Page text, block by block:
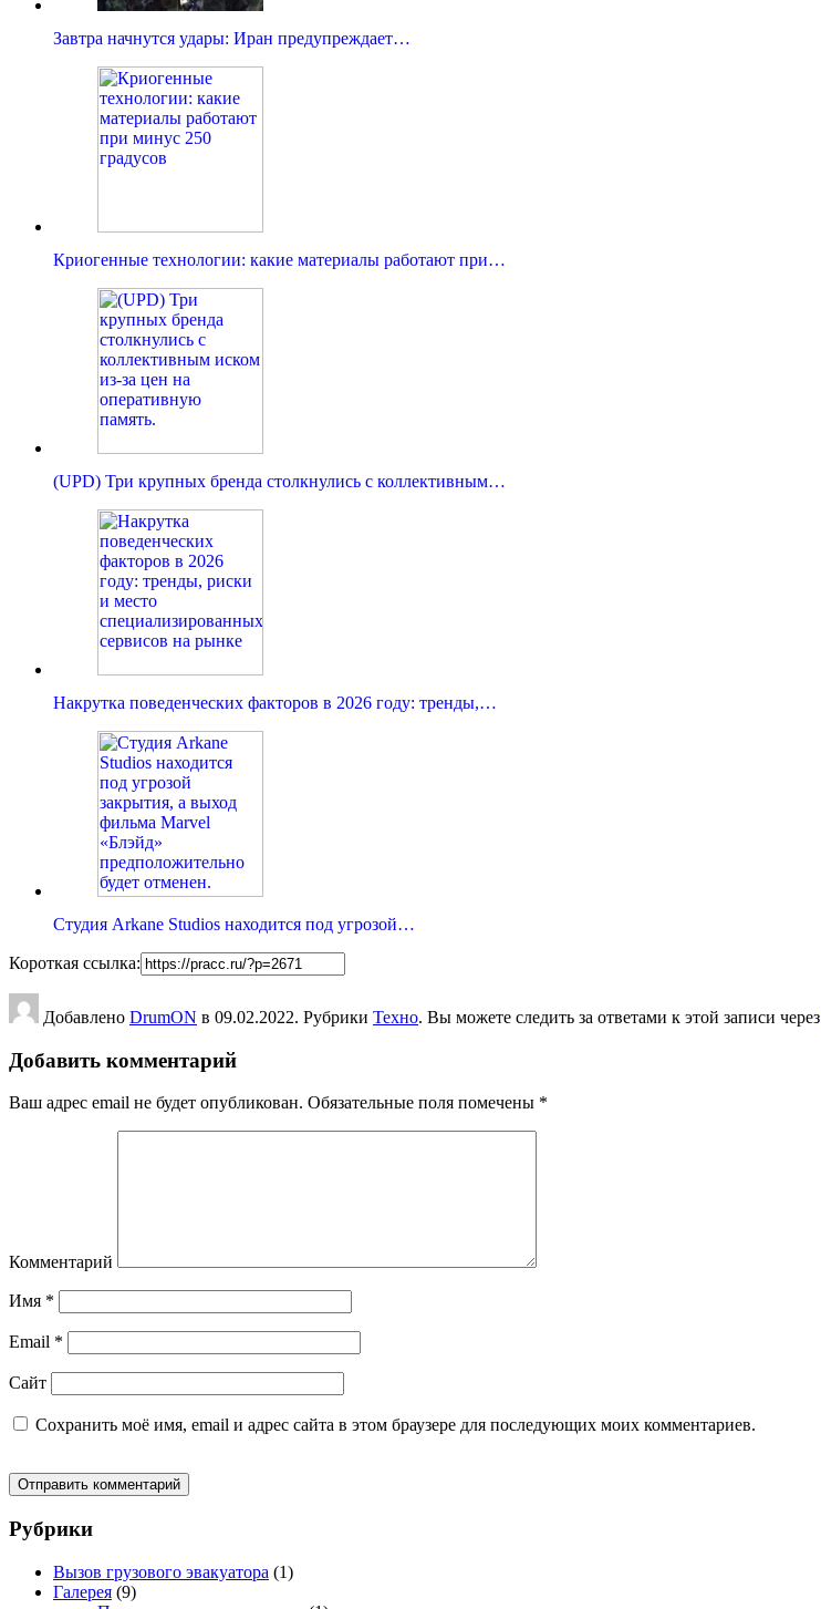
Завтра начнутся удары: Иран предупреждает…
Криогенные технологии: какие материалы работают при…
(UPD) Три крупных бренда столкнулись с коллективным…
Накрутка поведенческих факторов в 2026 году: тренды,…
Студия Arkane Studios находится под угрозой…
Короткая ссылка:
Добавлено DrumON в 09.02.2022. Рубрики Техно. Вы можете следить за ответами к этой записи через
Добавить комментарий
Ваш адрес email не будет опубликован. Обязательные поля помечены *
Комментарий
Имя *
Email *
Сайт
Сохранить моё имя, email и адрес сайта в этом браузере для последующих моих комментариев.
Рубрики
Вызов грузового эвакуатора (1)
Галерея (9)